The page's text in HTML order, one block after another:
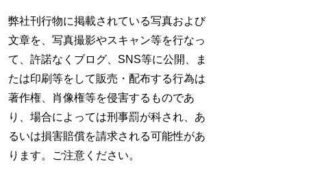
弊社刊行物に掲載されている写真および
文章を、写真撮影やスキャン等を行なっ
て、許諾なくブログ、SNS等に公開、ま
たは印刷等をして販売・配布する行為は
著作権、肖像権等を侵害するものであ
り、場合によっては刑事罰が科され、あ
るいは損害賠償を請求される可能性があ
ります。ご注意ください。